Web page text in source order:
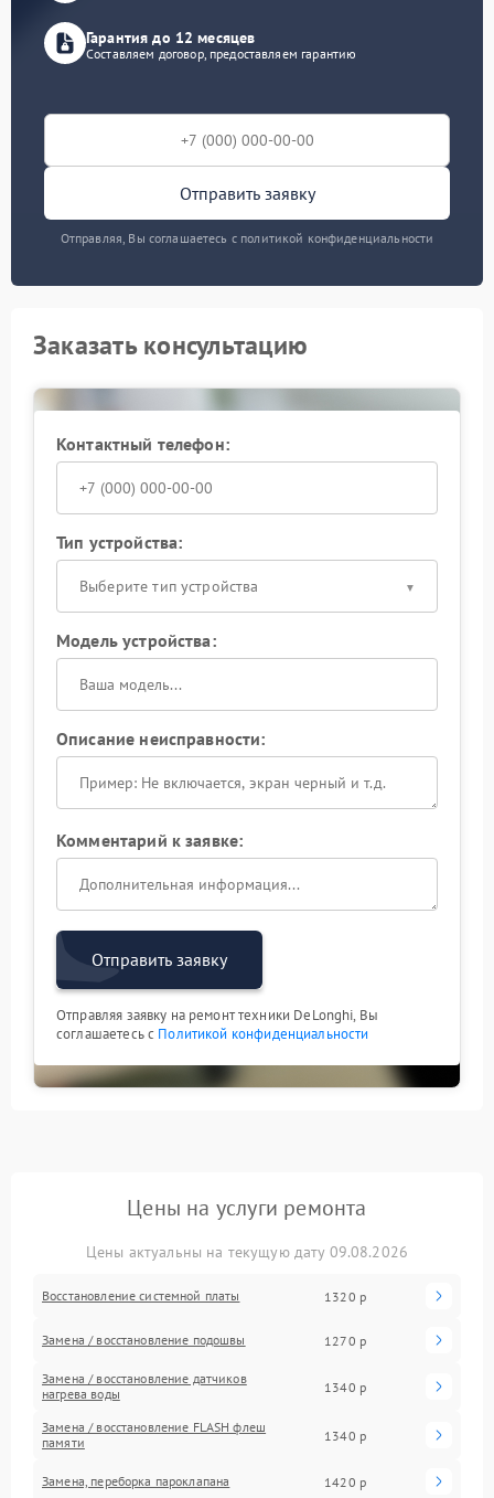
Гарантия до 12 месяцев
Составляем договор, предоставляем гарантию
Отправить заявку
Отправляя, Вы соглашаетесь с политикой конфиденциальности
Заказать консультацию
Контактный телефон:
Тип устройства:
Выберите тип устройства
Модель устройства:
Описание неисправности:
Комментарий к заявке:
Отправить заявку
Отправляя заявку на ремонт техники DeLonghi, Вы
соглашаетесь с Политикой конфиденциальности
Цены на услуги ремонта
Цены актуальны на текущую дату 09.08.2026
Восстановление системной платы 1320 р
Замена / восстановление подошвы 1270 р
Замена / восстановление датчиков
нагрева воды
1340 р
Замена / восстановление FLASH флеш
памяти
1340 р
Замена, переборка пароклапана 1420 р